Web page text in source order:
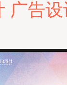
广告